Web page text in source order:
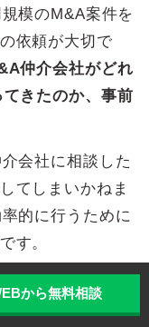
模のM&A案件を
依頼が大切で
仲介会社がどれ
きたのか、事前
会社に相談した
てしまいかねま
的に行うために
す。
から無料相談